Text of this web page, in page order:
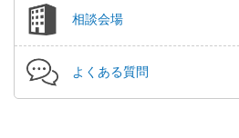
相談会場
よくある質問